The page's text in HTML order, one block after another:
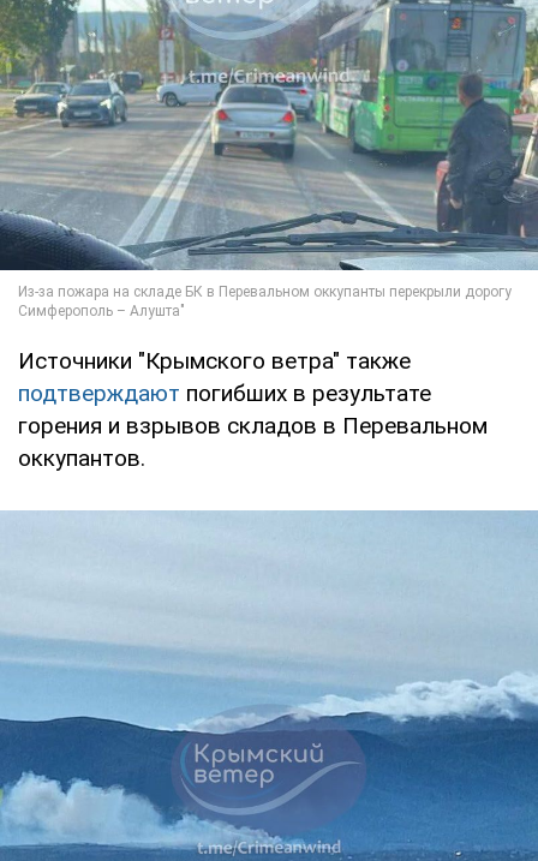
Источники "Крымского ветра" также
подтверждают погибших в результате
горения и взрывов складов в Перевальном
оккупантов.